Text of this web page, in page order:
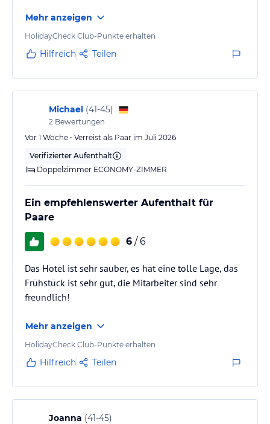
Doppelbett und einer Schlafcouch. Zudem gab es
keinen Balkon und keine Möglichkeit, nasse
Handtücher, Badesachen oder Kleidung vernünftig zu
Nach unserer Reklamation bekamen wir zwar ein
anderes Zimmer, dieses unterschied sich jedoch kaum
vom ersten. Statt der…
Mehr anzeigen
HolidayCheck Club-Punkte erhalten
Hilfreich Teilen
Michael (41-45)
2 Bewertungen
Vor 1 Woche • Verreist als Paar im Juli 2026
Verifizierter Aufenthalt
Doppelzimmer ECONOMY-ZIMMER
Ein empfehlenswerter Aufenthalt für
Paare
6 / 6
Das Hotel ist sehr sauber, es hat eine tolle Lage, das
Frühstück ist sehr gut, die Mitarbeiter sind sehr
freundlich!
Mehr anzeigen
HolidayCheck Club-Punkte erhalten
Hilfreich Teilen
Joanna (41-45)